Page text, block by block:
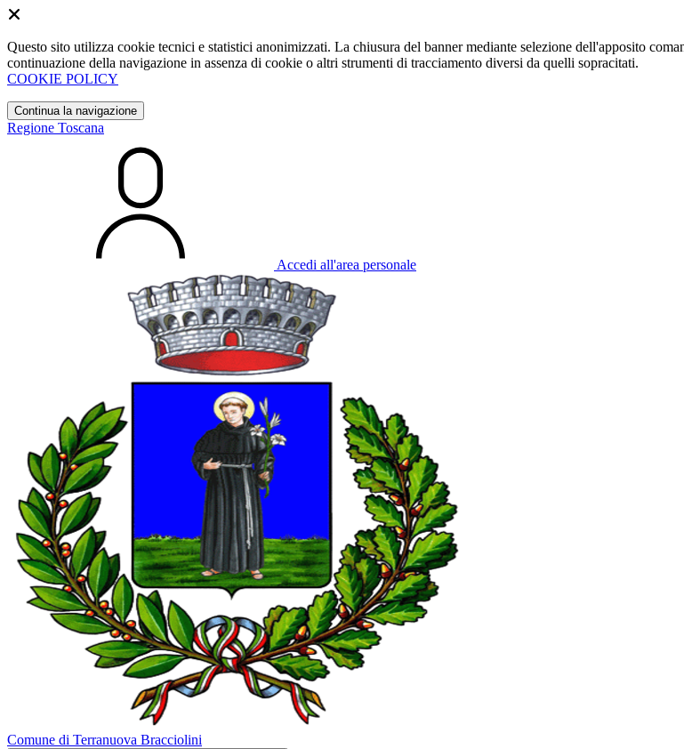
Questo sito utilizza cookie tecnici e statistici anonimizzati. La chiusura del banner mediante selezione dell'apposito
continuazione della navigazione in assenza di cookie o altri strumenti di tracciamento diversi da quelli sopracitati.
COOKIE POLICY
Continua la navigazione
Regione Toscana
Accedi all'area personale
Comune di Terranuova Bracciolini